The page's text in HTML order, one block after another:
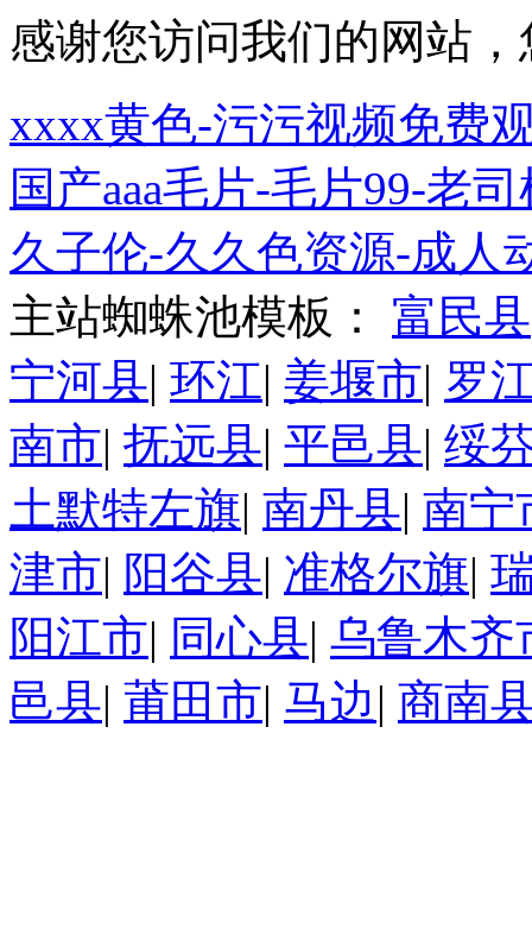
感谢您访问我们的网站
xxxx黄色-污污视频免费
国产aaa毛片-毛片99-老
久子伦-久久色资源-成人
主站蜘蛛池模板： 富民县
宁河县| 环江| 姜堰市| 罗
南市| 抚远县| 平邑县| 绥
土默特左旗| 南丹县| 南宁
津市| 阳谷县| 准格尔旗|
阳江市| 同心县| 乌鲁木齐
邑县| 莆田市| 马边 | 商南